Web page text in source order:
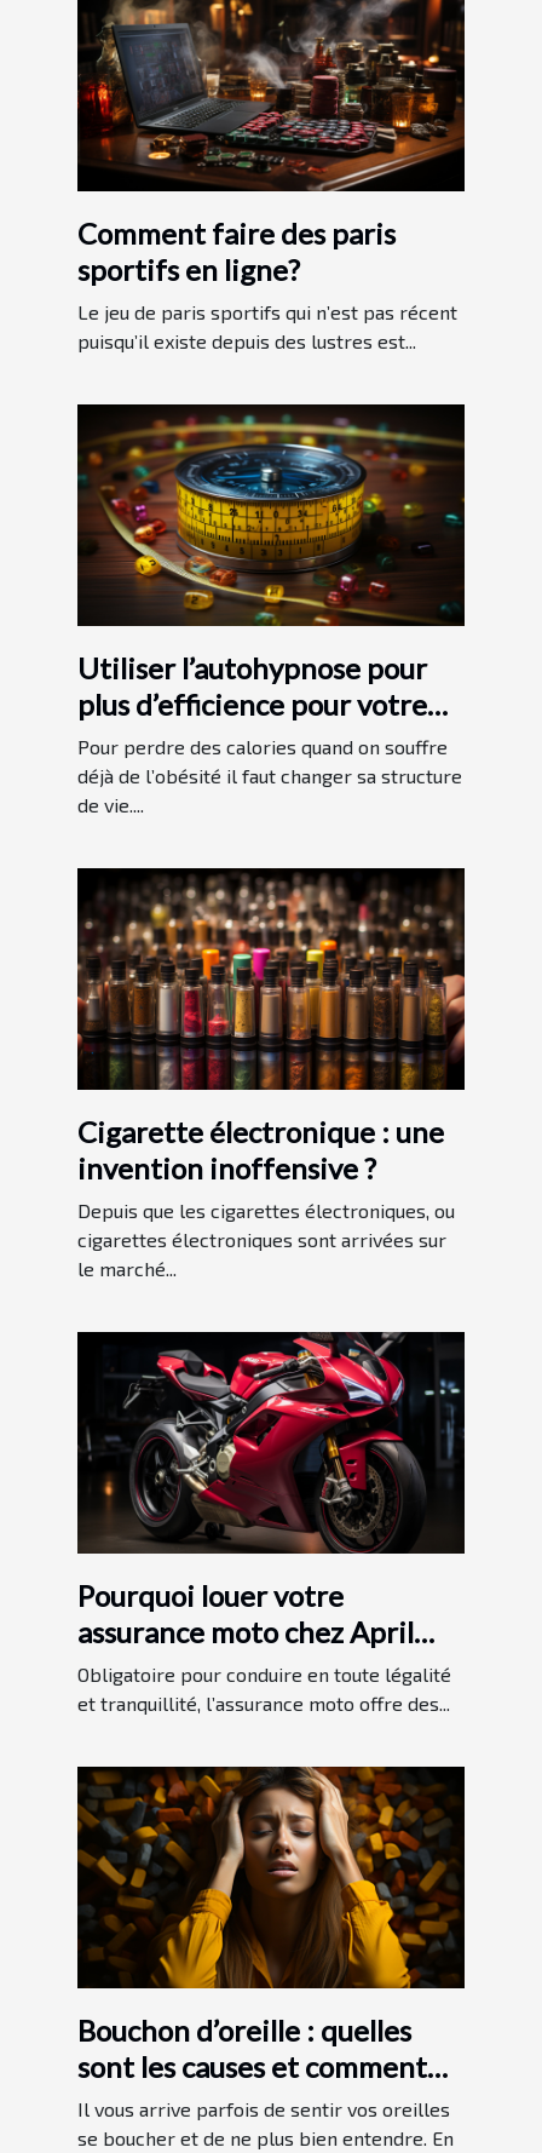
Comment faire des paris
sportifs en ligne?
Le jeu de paris sportifs qui n’est pas récent
puisqu’il existe depuis des lustres est...
Utiliser l’autohypnose pour
plus d’efficience pour votre
programme minceur
Pour perdre des calories quand on souffre
déjà de l’obésité il faut changer sa structure
de vie....
Cigarette électronique : une
invention inoffensive ?
Depuis que les cigarettes électroniques, ou
cigarettes électroniques sont arrivées sur
le marché...
Pourquoi louer votre
assurance moto chez April
moto ?
Obligatoire pour conduire en toute légalité
et tranquillité, l’assurance moto offre des...
Bouchon d’oreille : quelles
sont les causes et comment
s’y prendre ?
Il vous arrive parfois de sentir vos oreilles
se boucher et de ne plus bien entendre. En